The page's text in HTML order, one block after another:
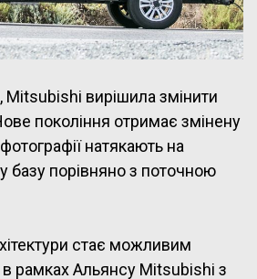
вирішила змінити
покоління отримає змінену
натякають на
базу порівняно з поточною
стає можливим
в рамках Альянсу Mitsubishi з